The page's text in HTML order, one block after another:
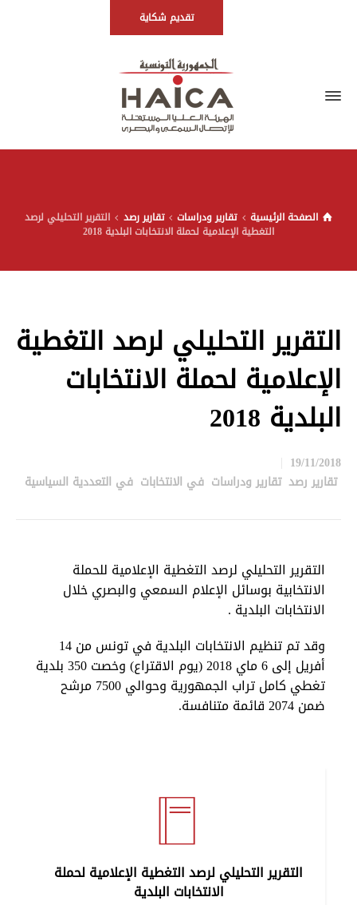
تقديم شكاية
الصفحة الرئيسية تقارير ودراسات تقارير رصد
التقرير التحليلي لرصد
التغطية الإعلامية لحملة الانتخابات البلدية 2018
التقرير التحليلي لرصد التغطية
الإعلامية لحملة الانتخابات
البلدية 2018
19/11/2018
تقارير رصد ,تقارير ودراسات في الانتخابات في التعددية السياسية
التقرير التحليلي لرصد التغطية الإعلامية للحملة
الانتخابية بوسائل الإعلام السمعي والبصري خلال
الانتخابات البلدية .
وقد تم تنظيم الانتخابات البلدية في تونس من 14
أفريل إلى 6 ماي 2018 (يوم الاقتراع) وخصت 350 بلدية
تغطي كامل تراب الجمهورية وحوالي 7500 مرشح
ضمن 2074 قائمة متنافسة.
التقرير التحليلي لرصد التغطية الإعلامية لحملة
الانتخابات البلدية